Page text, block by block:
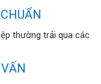
thường trải qua các